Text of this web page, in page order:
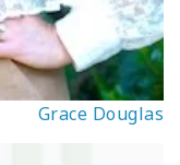
Grace Douglas